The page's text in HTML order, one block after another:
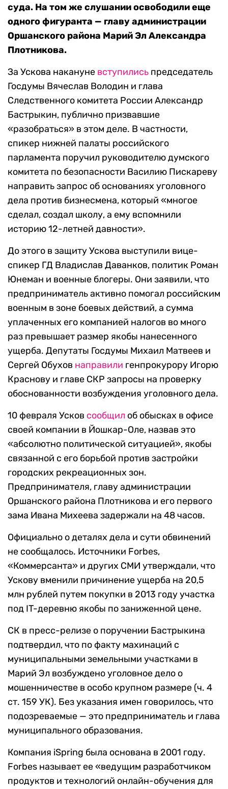
суда. На том же слушании освободили еще
одного фигуранта — главу администрации
Оршанского района Марий Эл Александра
Плотникова.
За Ускова накануне вступились председатель
Госдумы Вячеслав Володин и глава
Следственного комитета России Александр
Бастрыкин, публично призвавшие
«разобраться» в этом деле. В частности,
спикер нижней палаты российского
парламента поручил руководителю думского
комитета по безопасности Василию Пискареву
направить запрос об основаниях уголовного
дела против бизнесмена, который «многое
сделал, создал школу, а ему вспомнили
историю 12-летней давности».
До этого в защиту Ускова выступили вице-
спикер ГД Владислав Даванков, политик Роман
Юнеман и военные блогеры. Они заявили, что
предприниматель активно помогал российским
военным в зоне боевых действий, а сумма
уплаченных его компанией налогов во много
раз превышает размер якобы нанесенного
ущерба. Депутаты Госдумы Михаил Матвеев и
Сергей Обухов направили генпрокурору Игорю
Краснову и главе СКР запросы на проверку
обоснованности возбуждения уголовного дела.
10 февраля Усков сообщил об обысках в офисе
своей компании в Йошкар-Оле, назвав это
«абсолютно политической ситуацией», якобы
связанной с его борьбой против застройки
городских рекреационных зон.
Предпринимателя, главу администрации
Оршанского района Плотникова и его первого
зама Ивана Михеева задержали на 48 часов.
Официально о деталях дела и сути обвинений
не сообщалось. Источники Forbes,
«Коммерсанта» и других СМИ утверждали, что
Ускову вменили причинение ущерба на 20,5
млн рублей путем покупки в 2013 году участка
под IT-деревню якобы по заниженной цене.
СК в пресс-релизе о поручении Бастрыкина
подтвердил, что по факту махинаций с
муниципальными земельными участками в
Марий Эл возбуждено уголовное дело о
мошенничестве в особо крупном размере (ч. 4
ст. 159 УК). Без указания имен говорилось, что
подозреваемые — это предприниматель и глава
муниципального образования.
Компания iSpring была основана в 2001 году.
Forbes называет ее «ведущим разработчиком
продуктов и технологий онлайн-обучения для